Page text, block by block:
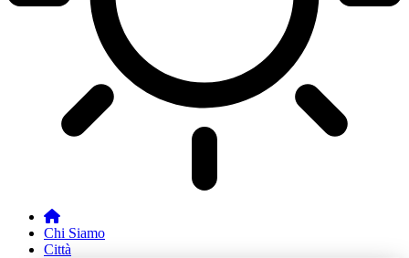
Chi Siamo
Città